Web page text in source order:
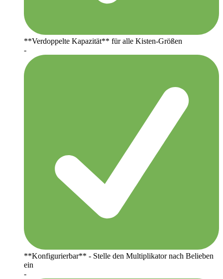
**Verdoppelte Kapazität** für alle Kisten-Größen
-
**Konfigurierbar** - Stelle den Multiplikator nach Belieben
ein
-